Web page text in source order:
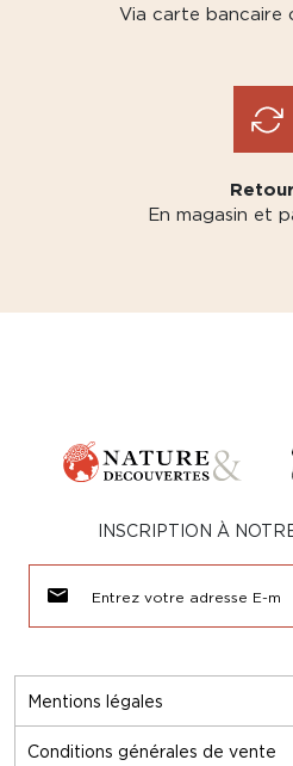
Via carte bancaire
En magasin et
Mentions légales
Conditions générales de vente
INSCRIPTION À